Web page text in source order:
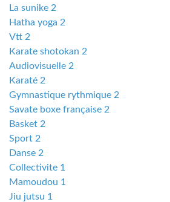
La sunike 2
Hatha yoga 2
Vtt 2
Karate shotokan 2
Audiovisuelle 2
Karaté 2
Gymnastique rythmique 2
Savate boxe française 2
Basket 2
Sport 2
Danse 2
Collectivite 1
Mamoudou 1
Jiu jutsu 1